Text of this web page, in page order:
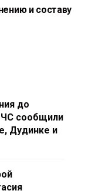
и составу
до
сообщили
Дудинке и